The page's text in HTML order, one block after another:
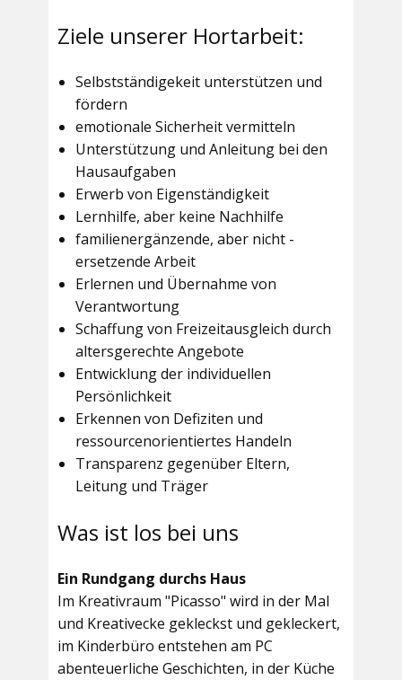
Ziele unserer Hortarbeit:
Selbstständigekeit unterstützen und
fördern
emotionale Sicherheit vermitteln
Unterstützung und Anleitung bei den
Hausaufgaben
Erwerb von Eigenständigkeit
Lernhilfe, aber keine Nachhilfe
familienergänzende, aber nicht -
ersetzende Arbeit
Erlernen und Übernahme von
Verantwortung
Schaffung von Freizeitausgleich durch
altersgerechte Angebote
Entwicklung der individuellen
Persönlichkeit
Erkennen von Defiziten und
ressourcenorientiertes Handeln
Transparenz gegenüber Eltern,
Leitung und Träger
Was ist los bei uns
Ein Rundgang durchs Haus
Im Kreativraum "Picasso" wird in der Mal
und Kreativecke gekleckst und gekleckert,
im Kinderbüro entstehen am PC
abenteuerliche Geschichten, in der Küche